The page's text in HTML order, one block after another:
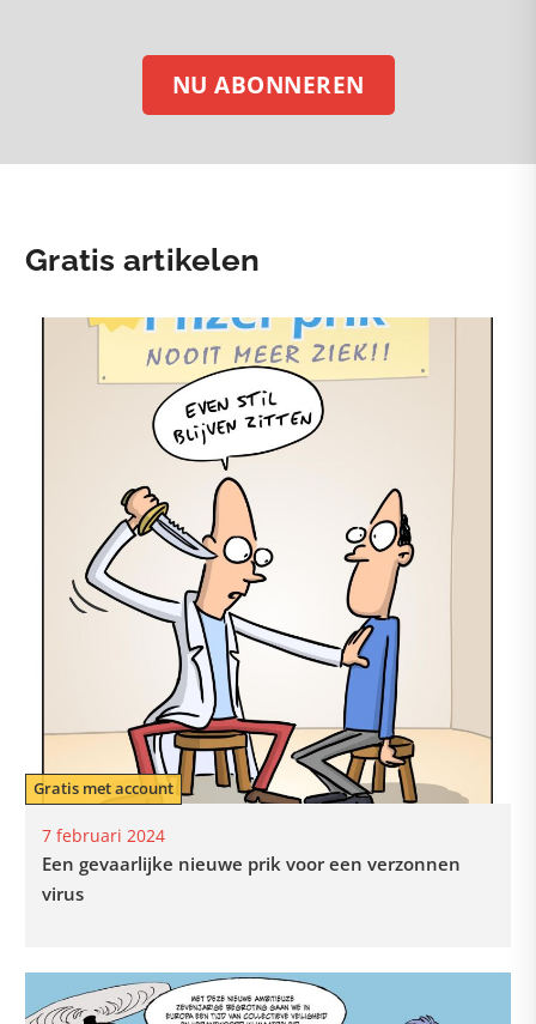
NU ABONNEREN
Gratis artikelen
7 februari 2024
Gratis met account
Een gevaarlijke nieuwe prik voor een verzonnen
virus